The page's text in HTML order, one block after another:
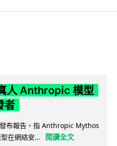
人 Anthropic 模型
者
布報告，指 Anthropic Mythos
在網絡安...
閱讀全文